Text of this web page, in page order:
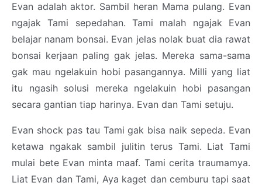
Evan adalah aktor. Sambil heran Mama pulang. Evan
ngajak Tami sepedahan. Tami malah ngajak Evan
belajar nanam bonsai. Evan jelas nolak buat dia rawat
bonsai kerjaan paling gak jelas. Mereka sama-sama
gak mau ngelakuin hobi pasangannya. Milli yang liat
itu ngasih solusi mereka ngelakuin hobi pasangan
secara gantian tiap harinya. Evan dan Tami setuju.
Evan shock pas tau Tami gak bisa naik sepeda. Evan
ketawa ngakak sambil julitin terus Tami. Liat Tami
mulai bete Evan minta maaf. Tami cerita traumamya.
Liat Evan dan Tami, Aya kaget dan cemburu tapi saat